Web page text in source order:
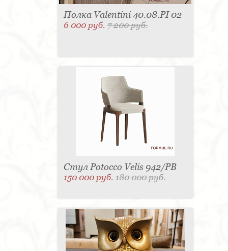
Полка Valentini 40.08.PI 02
6 000 руб.7 200 руб.
Стул Potocco Velis 942/PB
150 000 руб.180 000 руб.